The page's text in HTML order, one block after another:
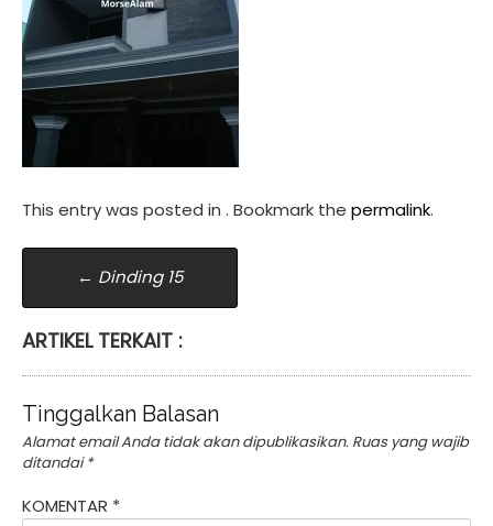
This entry was posted in . Bookmark the permalink.
Post
navigation
← Dinding 15
ARTIKEL TERKAIT :
Tinggalkan Balasan
Alamat email Anda tidak akan dipublikasikan. Ruas yang wajib
ditandai*
KOMENTAR *